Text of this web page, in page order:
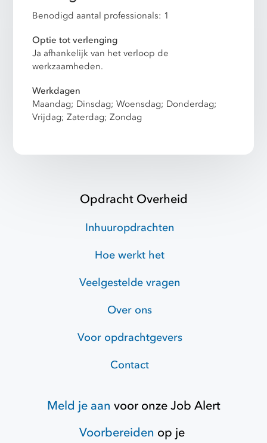
Benodigd aantal professionals: 1
Optie tot verlenging
Ja afhankelijk van het verloop de
werkzaamheden.
Werkdagen
Maandag; Dinsdag; Woensdag; Donderdag;
Vrijdag; Zaterdag; Zondag
Opdracht Overheid
Inhuuropdrachten
Hoe werkt het
Veelgestelde vragen
Over ons
Voor opdrachtgevers
Contact
Meld je aan voor onzeJob Alert
Voorbereiden op je